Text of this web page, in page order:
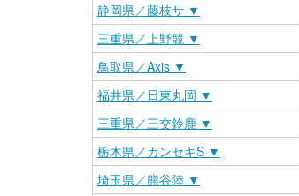
静岡県／藤枝サ ▼
三重県／上野競 ▼
鳥取県／Axis ▼
福井県／日東丸岡 ▼
三重県／三交鈴鹿 ▼
栃木県／カンセキS ▼
埼玉県／熊谷陸 ▼